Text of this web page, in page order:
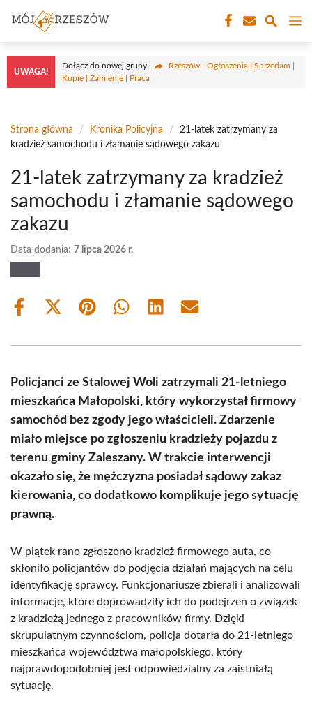
treści
UWAGA!
Dołącz do nowej grupy
Rzeszów - Ogłoszenia | Sprzedam |
Kupię | Zamienię | Praca
Strona główna / Kronika Policyjna /
21-latek zatrzymany za
kradzież samochodu i złamanie sądowego zakazu
21-latek zatrzymany za kradzież
samochodu i złamanie sądowego
zakazu
Data dodania: 7 lipca 2026 r.
Share
Share
(Twitter)
Share Share Share Share
Policjanci ze Stalowej Woli zatrzymali 21-letniego
mieszkańca Małopolski, który wykorzystał firmowy
samochód bez zgody jego właścicieli. Zdarzenie
miało miejsce po zgłoszeniu kradzieży pojazdu z
terenu gminy Zaleszany. W trakcie interwencji
okazało się, że mężczyzna posiadał sądowy zakaz
kierowania, co dodatkowo komplikuje jego sytuację
prawną.
W piątek rano zgłoszono kradzież firmowego auta, co
skłoniło policjantów do podjęcia działań mających na celu
identyfikację sprawcy. Funkcjonariusze zbierali i analizowali
informacje, które doprowadziły ich do podejrzeń o związek
z kradzieżą jednego z pracowników firmy. Dzięki
skrupulatnym czynnościom, policja dotarła do 21-letniego
mieszkańca województwa małopolskiego, który
najprawdopodobniej jest odpowiedzialny za zaistniałą
sytuację.